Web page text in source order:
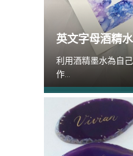
英文字母酒精
利用酒精墨水為自
作...